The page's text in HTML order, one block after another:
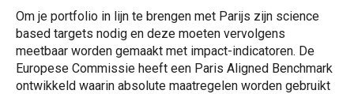
Om je portfolio in lijn te brengen met Parijs zijn science
based targets nodig en deze moeten vervolgens
meetbaar worden gemaakt met impact-indicatoren. De
Europese Commissie heeft een Paris Aligned Benchmark
ontwikkeld waarin absolute maatregelen worden gebruikt